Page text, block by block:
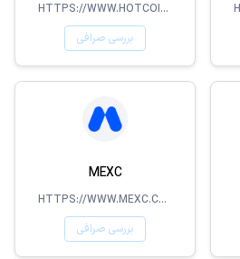
HTTPS://WWW.HOTCOIN.COM/
بررسی صرافی
MEXC
HTTPS://WWW.MEXC.COM/
بررسی صرافی